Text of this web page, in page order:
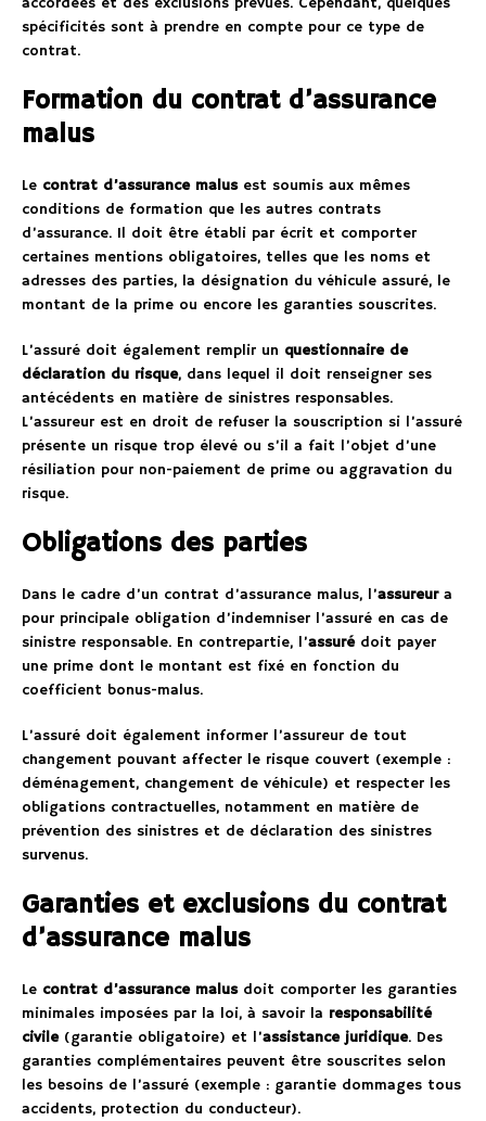
spécificités sont à prendre en compte pour ce type de
contrat.
Formation du contrat d’assurance
malus
Le contrat d’assurance malusest soumis aux mêmes
conditions de formation que les autres contrats
d’assurance. Il doit être établi par écrit et comporter
certaines mentions obligatoires, telles que les noms et
adresses des parties, la désignation du véhicule assuré, le
montant de la prime ou encore les garanties souscrites.
L’assuré doit également remplir un questionnaire de
déclaration du risque, dans lequel il doit renseigner ses
antécédents en matière de sinistres responsables.
L’assureur est en droit de refuser la souscription si l’assuré
présente un risque trop élevé ou s’il a fait l’objet d’une
résiliation pour non-paiement de prime ou aggravation du
risque.
Obligations des parties
Dans le cadre d’un contrat d’assurance malus, l’assureura
pour principale obligation d’indemniser l’assuré en cas de
sinistre responsable. En contrepartie, l’assurédoit payer
une prime dont le montant est fixé en fonction du
coefficient bonus-malus.
L’assuré doit également informer l’assureur de tout
changement pouvant affecter le risque couvert (exemple :
déménagement, changement de véhicule) et respecter les
obligations contractuelles, notamment en matière de
prévention des sinistres et de déclaration des sinistres
survenus.
Garanties et exclusions du contrat
d’assurance malus
Le contrat d’assurance malusdoit comporter les garanties
minimales imposées par la loi, à savoir la responsabilité
civile(garantie obligatoire) et l’assistance juridique. Des
garanties complémentaires peuvent être souscrites selon
les besoins de l’assuré (exemple : garantie dommages tous
accidents, protection du conducteur).